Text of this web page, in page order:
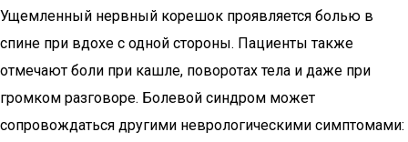
Ущемленный нервный корешок проявляется болью в
спине при вдохе с одной стороны. Пациенты также
отмечают боли при кашле, поворотах тела и даже при
громком разговоре. Болевой синдром может
сопровождаться другими неврологическими симптомами: